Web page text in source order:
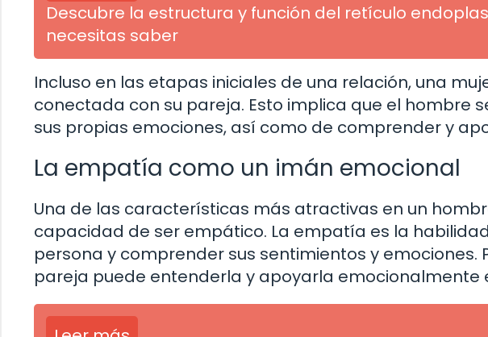
Descubre la estructura y función del retículo
necesitas saber
Incluso en las etapas iniciales de una relación, una
conectada con su pareja. Esto implica que el hombre
sus propias emociones, así como de comprender y
La empatía como un imán emocional
Una de las características más atractivas en un
capacidad de ser empático. La empatía es la
persona y comprender sus sentimientos y emociones.
pareja puede entenderla y apoyarla